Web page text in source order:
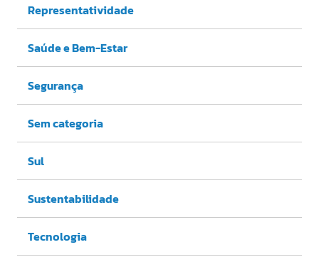
Representatividade
Saúde e Bem-Estar
Segurança
Sem categoria
Sul
Sustentabilidade
Tecnologia